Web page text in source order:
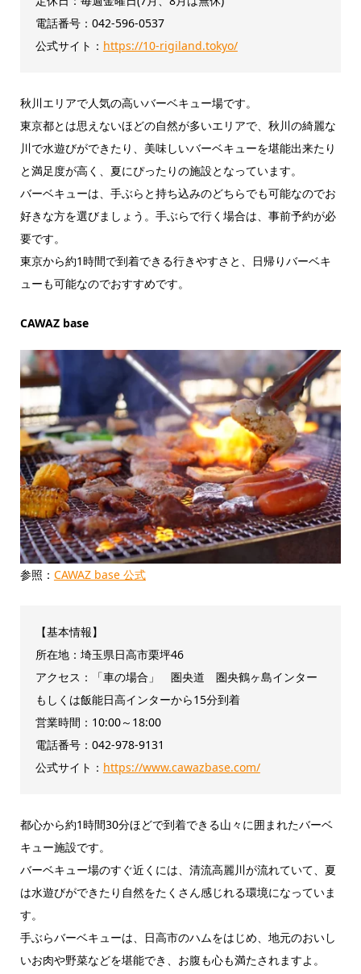
電話番号：042-596-0537
公式サイト： https://10-rigiland.tokyo/
秋川エリアで人気の高いバーベキュー場です。
東京都とは思えないほどの自然が多いエリアで、秋川の綺麗な
川で水遊びができたり、美味しいバーベキューを堪能出来たり
と満足度が高く、夏にぴったりの施設となっています。
バーベキューは、手ぶらと持ち込みのどちらでも可能なのでお
好きな方を選びましょう。手ぶらで行く場合は、事前予約が必
要です。
東京から約1時間で到着できる行きやすさと、日帰りバーベキ
ューも可能なのでおすすめです。
CAWAZ base
参照： CAWAZ base 公式
【基本情報】
所在地：埼玉県日高市栗坪46
アクセス：「車の場合」 圏央道 圏央鶴ヶ島インター
もしくは飯能日高インターから15分到着
営業時間：10:00～18:00
電話番号：042-978-9131
公式サイト： https://www.cawazbase.com/
都心から約1時間30分ほどで到着できる山々に囲まれたバーベ
キュー施設です。
バーベキュー場のすぐ近くには、清流高麗川が流れていて、夏
は水遊びができたり自然をたくさん感じれる環境になっていま
す。
手ぶらバーベキューは、日高市のハムをはじめ、地元のおいし
いお肉や野菜などを堪能でき、お腹も心も満たされますよ。